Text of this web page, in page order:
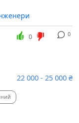
0
0
22 000 - 25 000 ₴